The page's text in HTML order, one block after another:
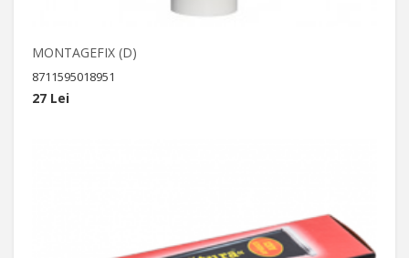
MONTAGEFIX (D)
8711595018951
27 Lei